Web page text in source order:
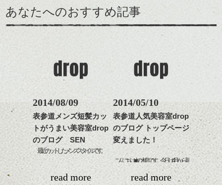
ダークトーンの色味でク
のも良いですね。
またクセ毛の方は質感調
髪質改善すると
おすすめです。
いつものスタイリングが
ドライした後オイルやワ
ックスをなじませるだけ
これからのスタイルチェ
スタイリング方法は全体
をドライした後、
ワックスとオイルを混ぜ
ながらもみこみ、なじま
がら耳かけアレンジする
のも良い感じです。
ンジ、似合うカラーリン
グの事やお手入れ方法な
是非なんでもご相談して
下さいね。
シバタ
るのが良い感じです。
ベージュ系等の肌を綺麗
に見せる効果のあるカラ
ーリングをプラスして透
明感を表現すると
更に雰囲気が出やすくな
って毎日のお手入れも簡
出できるので、
この時期とてもおすすめ
ラーで全体にツヤと透明
質感も綺麗に見せやす
スタイリング方法は全体
をドライした後、
ワックスとオイルを混ぜ
ながらもみこみ、なじま
質感をかるくととのえな
がら耳かけアレンジする
のも良い感じです。
あなたへのおすすめ記事
2014/08/09
表参道メンズ短髪カッ
トがうまい美容室drop
のブログ SEN
最近カットしたメンズスタイルです。
read more
2014/05/10
表参道人気美容室drop
のブログ トップページ
変えました！
こんにちはdropの木島です。今日は4月から新
しくなったホームページの
ちょっとしたnewsを紹介します。トップペー
read more